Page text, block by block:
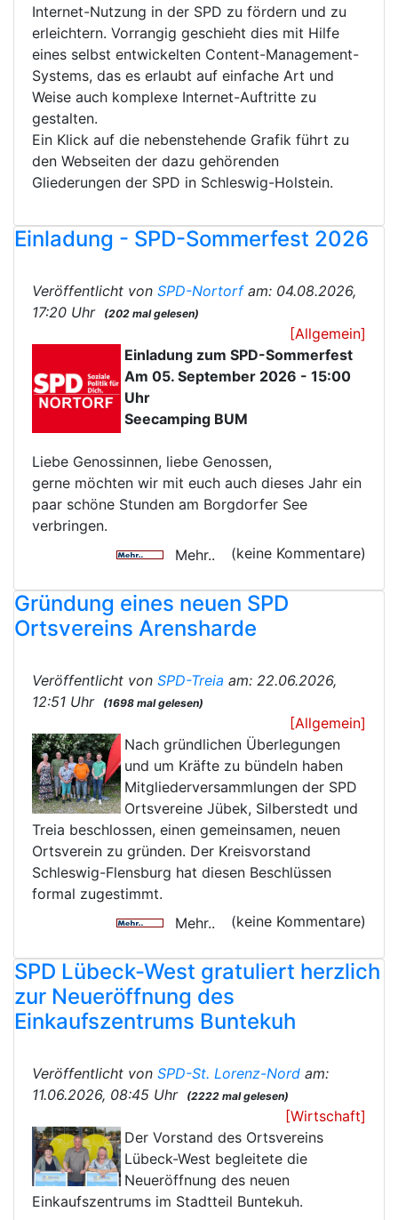
Internet-Nutzung in der SPD zu fördern und zu
erleichtern. Vorrangig geschieht dies mit Hilfe
eines selbst entwickelten Content-Management-
Systems, das es erlaubt auf einfache Art und
Weise auch komplexe Internet-Auftritte zu
gestalten.
Ein Klick auf die nebenstehende Grafik führt zu
den Webseiten der dazu gehörenden
Gliederungen der SPD in Schleswig-Holstein.
Einladung - SPD-Sommerfest 2026
Veröffentlicht von SPD-Nortorfam: 04.08.2026,
17:20 Uhr
(202 mal gelesen)
[Allgemein]
Einladung zum SPD-Sommerfest
Am 05. September 2026 - 15:00
Uhr
Seecamping BUM
Liebe Genossinnen, liebe Genossen,
gerne möchten wir mit euch auch dieses Jahr ein
paar schöne Stunden am Borgdorfer See
verbringen.
Mehr..
(keine Kommentare)
Gründung eines neuen SPD
Ortsvereins Arensharde
Veröffentlicht von SPD-Treia am: 22.06.2026,
12:51 Uhr
(1698 mal gelesen)
[Allgemein]
Nach gründlichen Überlegungen
und um Kräfte zu bündeln haben
Mitgliederversammlungen der SPD
Ortsvereine Jübek, Silberstedt und
Treia beschlossen, einen gemeinsamen, neuen
Ortsverein zu gründen. Der Kreisvorstand
Schleswig-Flensburg hat diesen Beschlüssen
formal zugestimmt.
Mehr..
(keine Kommentare)
SPD Lübeck-West gratuliert herzlich
zur Neueröffnung des
Einkaufszentrums Buntekuh
Veröffentlicht von SPD-St. Lorenz-Nord am:
11.06.2026, 08:45 Uhr
(2222 mal gelesen)
[Wirtschaft]
Der Vorstand des Ortsvereins
Lübeck-West begleitete die
Neueröffnung des neuen
Einkaufszentrums im Stadtteil Buntekuh.